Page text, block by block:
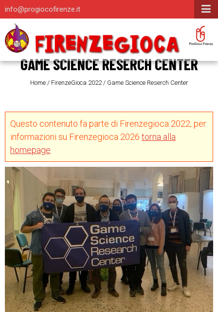
info@progiocofirenze.it
GAME SCIENCE RESERCH CENTER
Home/ FirenzeGioca 2022/ Game Science Reserch Center
Questo contenuto fa parte di Firenzegioca 2022; per
informazioni su Firenzegioca 2026 torna alla
homepage